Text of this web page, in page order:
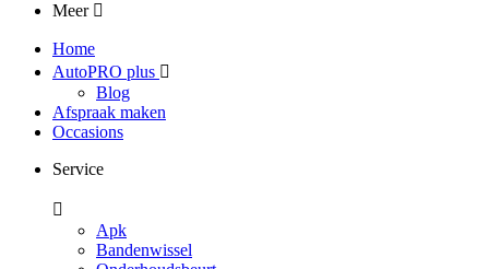
Meer
Home
AutoPRO plus
Blog
Afspraak maken
Occasions
Service
Apk
Bandenwissel